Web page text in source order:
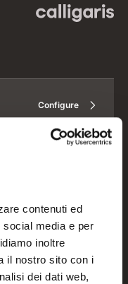
contenuti ed
social media e per
inoltre
il nostro sito con i
dei dati web,
Configure
projects